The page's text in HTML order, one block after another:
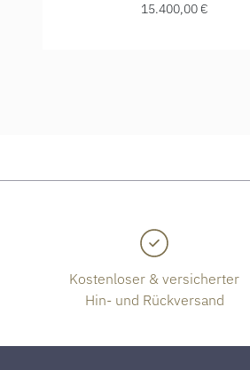
15.400,00 €
Kostenloser & versicherter
Hin- und Rückversand